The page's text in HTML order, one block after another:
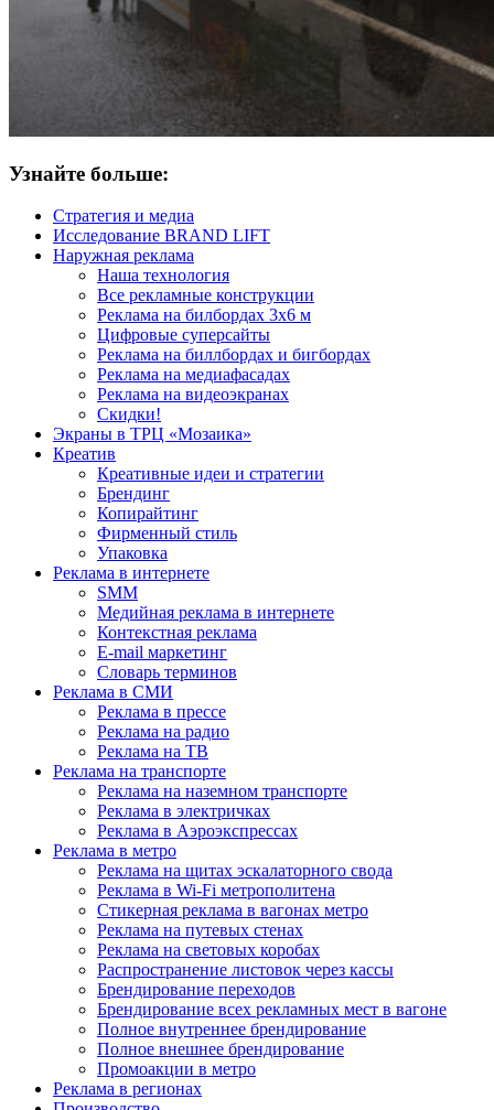
Узнайте больше:
Стратегия и медиа
Исследование BRAND LIFT
Наружная реклама
Наша технология
Все рекламные конструкции
Реклама на билбордах 3х6 м
Цифровые суперсайты
Реклама на биллбордах и бигбордах
Реклама на медиафасадах
Реклама на видеоэкранах
Скидки!
Экраны в ТРЦ «Мозаика»
Креатив
Креативные идеи и стратегии
Брендинг
Копирайтинг
Фирменный стиль
Упаковка
Реклама в интернете
SMM
Медийная реклама в интернете
Контекстная реклама
E-mail маркетинг
Словарь терминов
Реклама в СМИ
Реклама в прессе
Реклама на радио
Реклама на ТВ
Реклама на транспорте
Реклама на наземном транспорте
Реклама в электричках
Реклама в Аэроэкспрессах
Реклама в метро
Реклама на щитах эскалаторного свода
Реклама в Wi-Fi метрополитена
Стикерная реклама в вагонах метро
Реклама на путевых стенах
Реклама на световых коробах
Распространение листовок через кассы
Брендирование переходов
Брендирование всех рекламных мест в вагоне
Полное внутреннее брендирование
Полное внешнее брендирование
Промоакции в метро
Реклама в регионах